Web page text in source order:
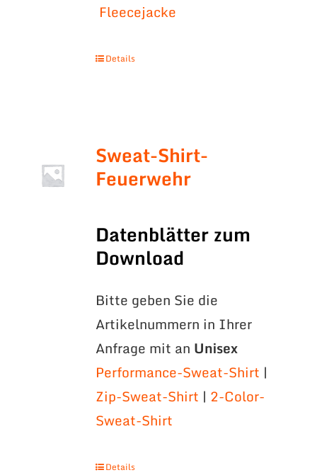
Fleecejacke
Details
Sweat-Shirt-
Feuerwehr
Datenblätter zum
Download
Bitte geben Sie die
Artikelnummern in Ihrer
Anfrage mit an Unisex
Performance-Sweat-Shirt |
Zip-Sweat-Shirt | 2-Color-
Sweat-Shirt
Details